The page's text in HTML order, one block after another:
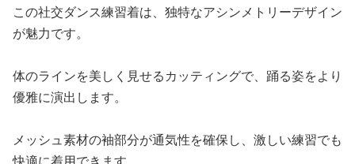
この社交ダンス練習着は、独特なアシンメトリーデザイン
が魅力です。
体のラインを美しく見せるカッティングで、踊る姿をより
優雅に演出します。
メッシュ素材の袖部分が通気性を確保し、激しい練習でも